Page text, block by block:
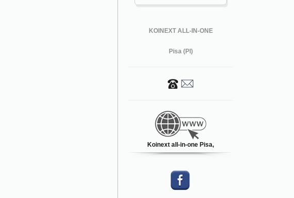
KOINEXT ALL-IN-ONE
Pisa (PI)
Koinext all-in-one Pisa,